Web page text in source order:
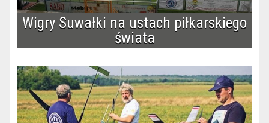
Wigry Suwałki na ustach piłkarskiego
świata